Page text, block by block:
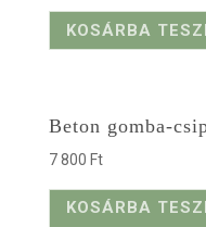
KOSÁRBA
Beton gomba-
7 800 Ft
KOSÁRBA